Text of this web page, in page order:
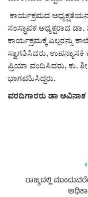
ಕಾರ್ಯಕ್ರಮದ
ಸಂಸ್ಥಾಪಕ ಅಧ್ಯಕ್ಷರಾದ
ಕಾರ್ಯಕ್ರಮಕ್ಕೆ ಎಲ್ಲರನ್ನು
ಸ್ವಾಗತಿಸಿದರು,
ಪ್ರಿಯಾ ವಂದಿಸಿದರು, ಕು.
ಭಾಗವಹಿಸಿದ್ದರು.
ವರದಿಗಾರರು ಡಾ
ರಾಜ್ಯದಲ್ಲಿ